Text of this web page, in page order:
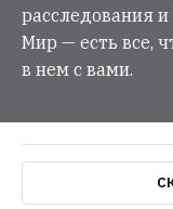
расследования
Мир — есть все,
в нем с вами.